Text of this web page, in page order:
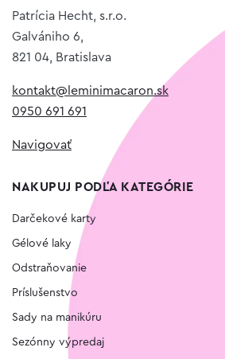
Patrícia Hecht, s.r.o.
Galvániho 6,
821 04, Bratislava
kontakt@leminimacaron.sk
0950 691 691
Navigovať
NAKUPUJ PODĽA KATEGÓRIE
Darčekové karty
Gélové laky
Odstraňovanie
Príslušenstvo
Sady na manikúru
Sezónny výpredaj